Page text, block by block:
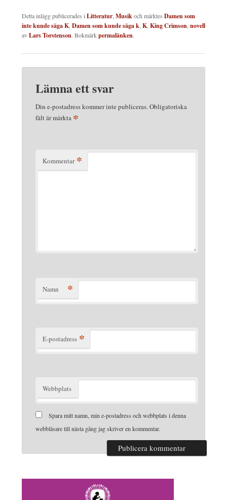
Detta inlägg publicerades iLitteratur,Musikoch märktes Damen som
inte kunde säga K,Damen som kunde säga k,K,King Crimson,novell
avLars Torstenson. Bokmärkpermalänken.
Lämna ett svar
Din e-postadress kommer inte publiceras.Obligatoriska
fält är märkta *
Kommentar *
Namn *
E-postadress *
Webbplats
Spara mitt namn, min e-postadress och webbplats i denna
webbläsare till nästa gång jag skriver en kommentar.